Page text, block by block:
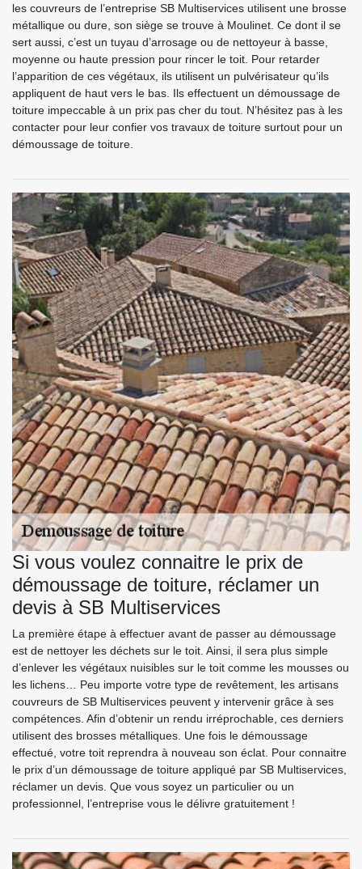
les couvreurs de l’entreprise SB Multiservices utilisent une brosse
métallique ou dure, son siège se trouve à Moulinet. Ce dont il se
sert aussi, c’est un tuyau d’arrosage ou de nettoyeur à basse,
moyenne ou haute pression pour rincer le toit. Pour retarder
l’apparition de ces végétaux, ils utilisent un pulvérisateur qu’ils
appliquent de haut vers le bas. Ils effectuent un démoussage de
toiture impeccable à un prix pas cher du tout. N’hésitez pas à les
contacter pour leur confier vos travaux de toiture surtout pour un
démoussage de toiture.
Si vous voulez connaitre le prix de
démoussage de toiture, réclamer un
devis à SB Multiservices
La première étape à effectuer avant de passer au démoussage
est de nettoyer les déchets sur le toit. Ainsi, il sera plus simple
d’enlever les végétaux nuisibles sur le toit comme les mousses ou
les lichens… Peu importe votre type de revêtement, les artisans
couvreurs de SB Multiservices peuvent y intervenir grâce à ses
compétences. Afin d’obtenir un rendu irréprochable, ces derniers
utilisent des brosses métalliques. Une fois le démoussage
effectué, votre toit reprendra à nouveau son éclat. Pour connaitre
le prix d’un démoussage de toiture appliqué par SB Multiservices,
réclamer un devis. Que vous soyez un particulier ou un
professionnel, l’entreprise vous le délivre gratuitement !